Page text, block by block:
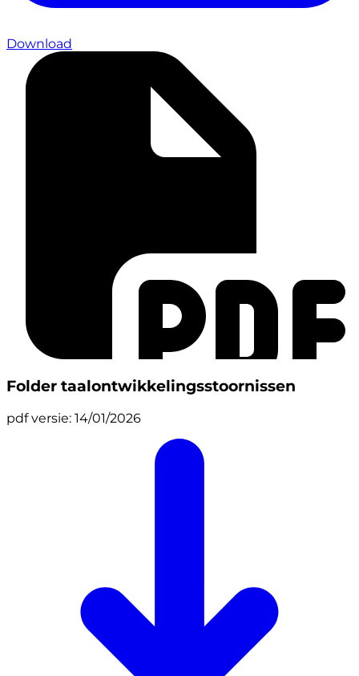
Download
Folder taalontwikkelingsstoornissen
pdf versie: 14/01/2026